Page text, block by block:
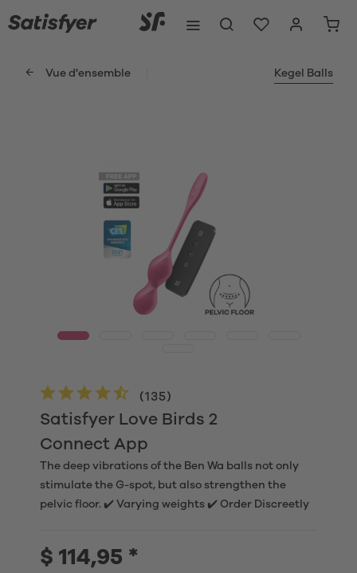
Vue d'ensemble Kegel Balls
Satisfyer Love Birds 2
Connect App
(135)
The deep vibrations of the Ben Wa balls not only
stimulate the G-spot, but also strengthen the
pelvic floor. ✔️ Varying weights ✔️ Order Discreetly
$ 114,95 *